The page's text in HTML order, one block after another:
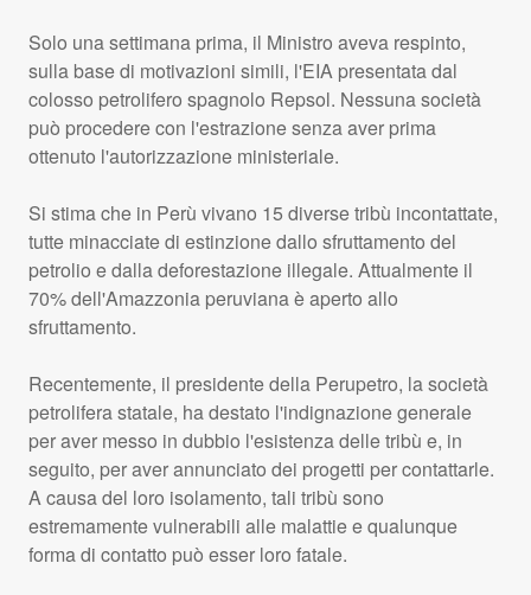
Solo una settimana prima, il Ministro aveva respinto,
sulla base di motivazioni simili, l'EIA presentata dal
colosso petrolifero spagnolo Repsol. Nessuna società
può procedere con l'estrazione senza aver prima
ottenuto l'autorizzazione ministeriale.
Si stima che in Perù vivano 15 diverse tribù incontattate,
tutte minacciate di estinzione dallo sfruttamento del
petrolio e dalla deforestazione illegale. Attualmente il
70% dell'Amazzonia peruviana è aperto allo
sfruttamento.
Recentemente, il presidente della Perupetro, la società
petrolifera statale, ha destato l'indignazione generale
per aver messo in dubbio l'esistenza delle tribù e, in
seguito, per aver annunciato dei progetti per contattarle.
A causa del loro isolamento, tali tribù sono
estremamente vulnerabili alle malattie e qualunque
forma di contatto può esser loro fatale.